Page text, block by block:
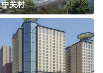
中关村